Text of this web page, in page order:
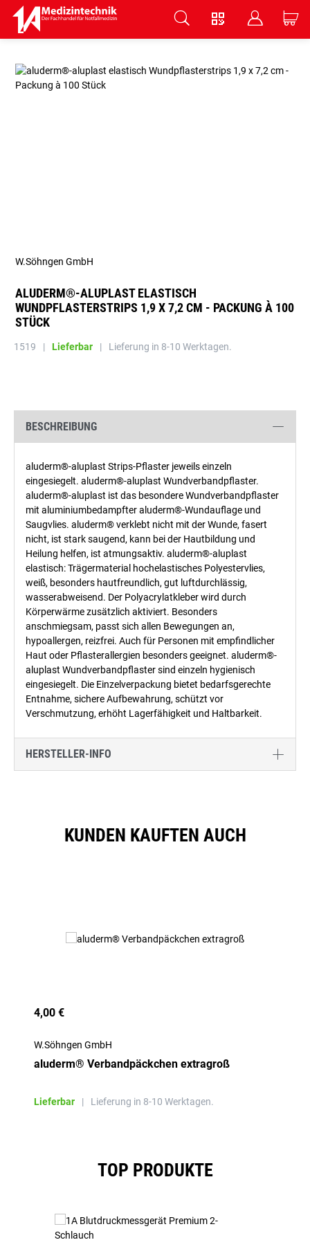
V B C
ALUDERM®-ALUPLAST ELASTISCH
WUNDPFLASTERSTRIPS 1,9 X 7,2 CM - PACKUNG À 100
STÜCK
W.Söhngen GmbH
1519 | Lieferbar | Lieferung in 8-10 Werktagen.
BESCHREIBUNG
aluderm®-aluplast Strips-Pflaster jeweils einzeln
eingesiegelt. aluderm®-aluplast Wundverbandpflaster.
aluderm®-aluplast ist das besondere Wundverbandpflaster
mit aluminiumbedampfter aluderm®-Wundauflage und
Saugvlies. aluderm® verklebt nicht mit der Wunde, fasert
nicht, ist stark saugend, kann bei der Hautbildung und
Heilung helfen, ist atmungsaktiv. aluderm®-aluplast
elastisch: Trägermaterial hochelastisches Polyestervlies,
weiß, besonders hautfreundlich, gut luftdurchlässig,
wasserabweisend. Der Polyacrylatkleber wird durch
Körperwärme zusätzlich aktiviert. Besonders
anschmiegsam, passt sich allen Bewegungen an,
hypoallergen, reizfrei. Auch für Personen mit empfindlicher
Haut oder Pflasterallergien besonders geeignet. aluderm®-
aluplast Wundverbandpflaster sind einzeln hygienisch
eingesiegelt. Die Einzelverpackung bietet bedarfsgerechte
Entnahme, sichere Aufbewahrung, schützt vor
Verschmutzung, erhöht Lagerfähigkeit und Haltbarkeit.
HERSTELLER-INFO
KUNDEN KAUFTEN AUCH
4,00 €
W.Söhngen GmbH
aluderm® Verbandpäckchen extragroß
Lieferbar | Lieferung in 8-10 Werktagen.
TOP PRODUKTE